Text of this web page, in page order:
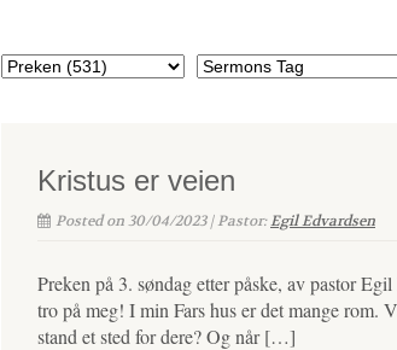
Kristus er veien
Posted on 30/04/2023 | Pastor:Egil Edvardsen
Preken på 3. søndag etter påske, av pastor
tro på meg! I min Fars hus er det mange rom.
stand et sted for dere? Og når […]